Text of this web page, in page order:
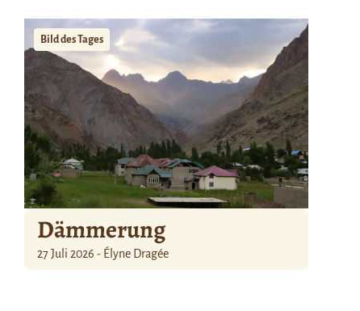
Bild des Tages
Dämmerung
27 Juli 2026 - Élyne Dragée